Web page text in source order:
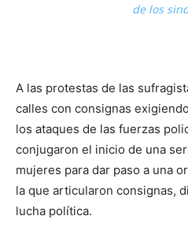
de los
A las protestas de las
calles con consignas
los ataques de las fuerzas
conjugaron el inicio de una
mujeres para dar paso a una
la que articularon consignas,
lucha política.